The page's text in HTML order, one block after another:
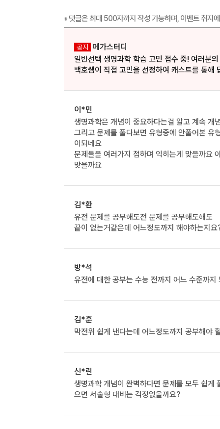
※댓글은 최대 500자까지 작성 가능하며, 이벤트 취지
공지
메가스터디
일반선택 생명과학 학습 고민 접수 중! 여러분
백호쌤이 직접 고민을 선정하여 캐스트를 통해
이*민
생명과학은 개념이 중요하다는걸 알고 계속 개
그리고 문제를 풀다보면 유형중에 안풀어본 유
이되네요
문제들을 여러가지 접하며 익히는게 맞을까요
맞을까요
김*환
유전 문제를 공부해도전 문제를 공부해도해도
끝이 없는거같은데 어느정도까지 해야하는지요
방*석
유전에 대한 공부는 수능 전까지 어느 수준까
김*훈
막전위 쉽게 낸다는데 어느정도까지 공부해야
신*린
생명과학 개념이 완벽하다면 문제를 모두 쉽게
으면 서술형 대비는 걱정없을까요?